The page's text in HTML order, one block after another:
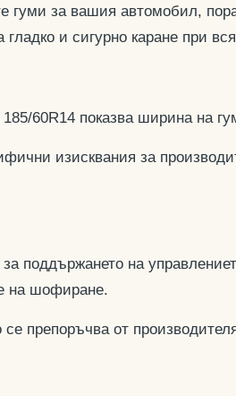
гуми за вашия автомобил,
и сигурно каране при
60R14 показва ширина на
изисквания за
на
на шофиране.
препоръчва от